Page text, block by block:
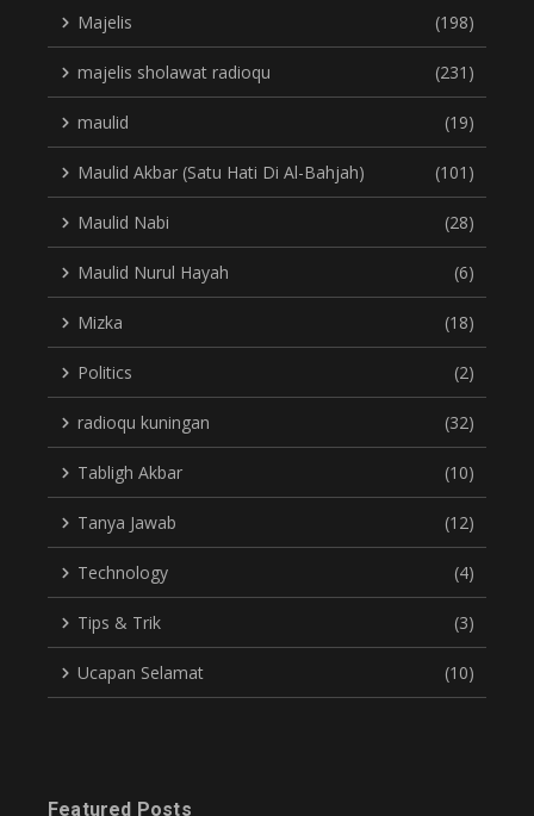
Majelis (198)
majelis sholawat radioqu (231)
maulid (19)
Maulid Akbar (Satu Hati Di Al-Bahjah) (101)
Maulid Nabi (28)
Maulid Nurul Hayah (6)
Mizka (18)
Politics (2)
radioqu kuningan (32)
Tabligh Akbar (10)
Tanya Jawab (12)
Technology (4)
Tips & Trik (3)
Ucapan Selamat (10)
Featured Posts